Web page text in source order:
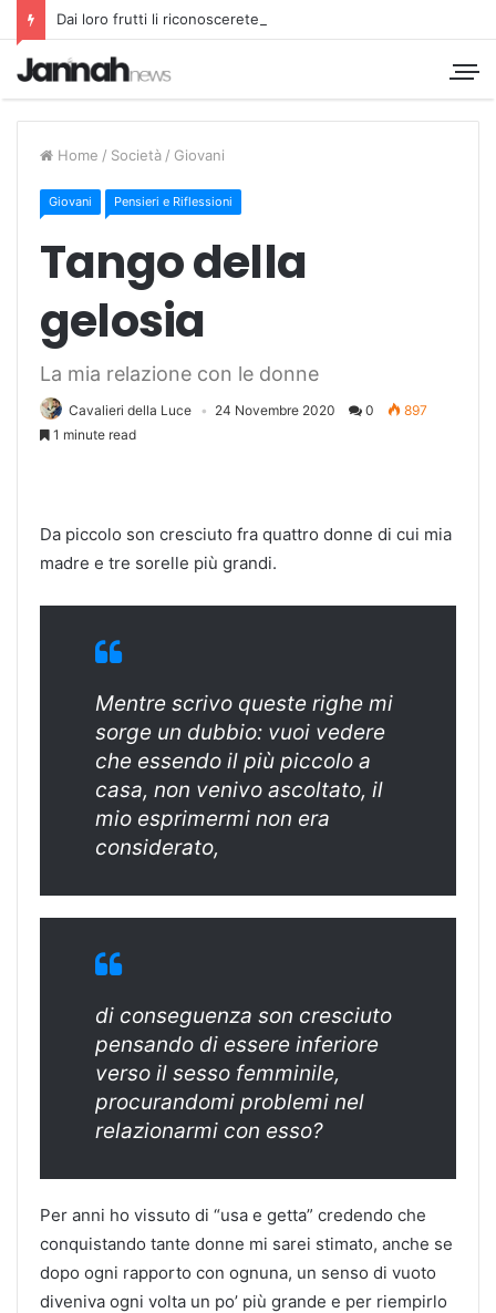
Dai loro frutti li riconoscerete
Home / Società / Giovani
Giovani Pensieri e Riflessioni
Tango della
gelosia
La mia relazione con le donne
Cavalieri della Luce 24 Novembre 2020 0
897
1 minute read
Da piccolo son cresciuto fra quattro donne di cui mia
madre e tre sorelle più grandi.
Mentre scrivo queste righe mi
sorge un dubbio: vuoi vedere
che essendo il più piccolo a
casa, non venivo ascoltato, il
mio esprimermi non era
considerato,
di conseguenza son cresciuto
pensando di essere inferiore
verso il sesso femminile,
procurandomi problemi nel
relazionarmi con esso?
Per anni ho vissuto di “usa e getta” credendo che
conquistando tante donne mi sarei stimato, anche se
dopo ogni rapporto con ognuna, un senso di vuoto
diveniva ogni volta un po’ più grande e per riempirlo